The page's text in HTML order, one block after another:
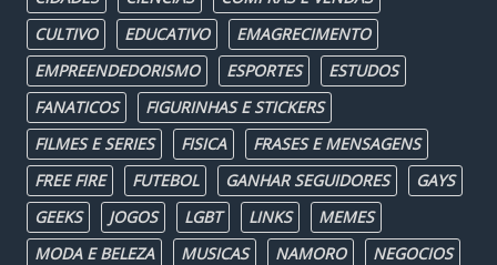
CULTIVO
EDUCATIVO
EMAGRECIMENTO
EMPREENDEDORISMO
ESPORTES
ESTUDOS
FANATICOS
FIGURINHAS E STICKERS
FILMES E SERIES
FISICA
FRASES E MENSAGENS
FREE FIRE
FUTEBOL GANHAR SEGUIDORES
GAYS
GEEKS
JOGOS LGBT LINKS
MEMES
MODA E BELEZA
MUSICAS NAMORO
NEGOCIOS